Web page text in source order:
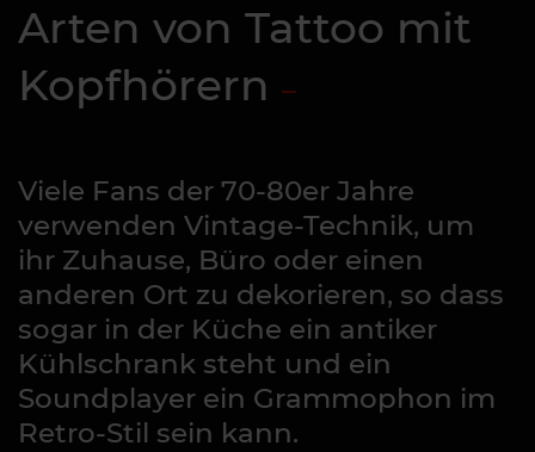
Arten von Tattoo mit
Kopfhörern
Viele Fans der 70-80er Jahre
verwenden Vintage-Technik, um
ihr Zuhause, Büro oder einen
anderen Ort zu dekorieren, so dass
sogar in der Küche ein antiker
Kühlschrank steht und ein
Soundplayer ein Grammophon im
Retro-Stil sein kann.